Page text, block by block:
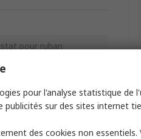
pour ruban
pour l'analyse statistique de
publicités sur des sites internet
des cookies non essentiels.